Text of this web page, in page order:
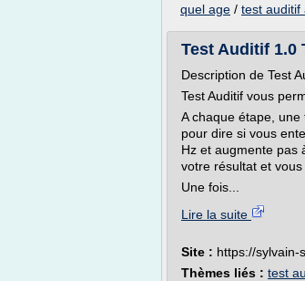
quel age / test auditif
Test Auditif 1.0
Description de Test
Test Auditif vous
A chaque étape,
pour dire si vous
Hz et augmente pas
votre résultat et
Une fois...
Lire la suite
Site : https://sylvain-
Thèmes liés : test